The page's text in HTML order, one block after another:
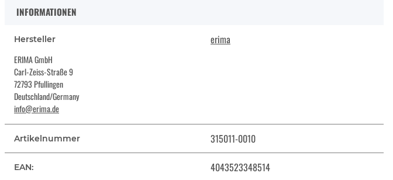
INFORMATIONEN
Hersteller erima
ERIMA GmbH
Carl-Zeiss-Straße 9
72793 Pfullingen
Deutschland/Germany
info@erima.de
Artikelnummer 315011-0010
EAN: 4043523348514